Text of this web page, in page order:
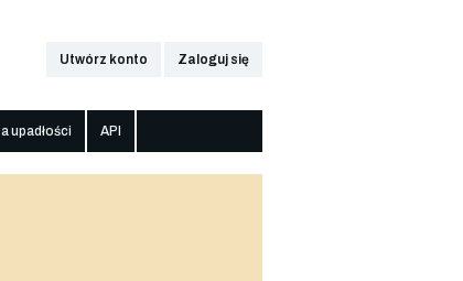
Utwórz konto Zaloguj się
upadłości API